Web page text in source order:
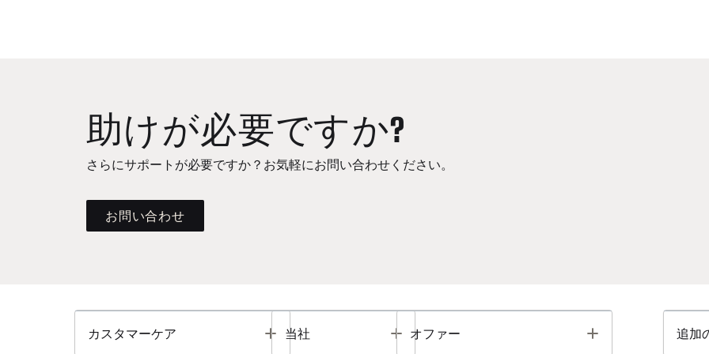
助けが必要ですか?
さらにサポートが必要ですか？お気軽にお問い合わせください。
お問い合わせ
カスタマーケア Toggle
当社 Toggle
オファー Toggle 追加